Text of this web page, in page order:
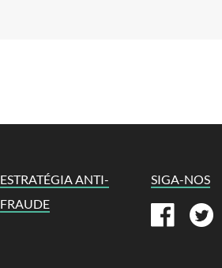
ESTRATÉGIA ANTI-
FRAUDE
SIGA-NOS